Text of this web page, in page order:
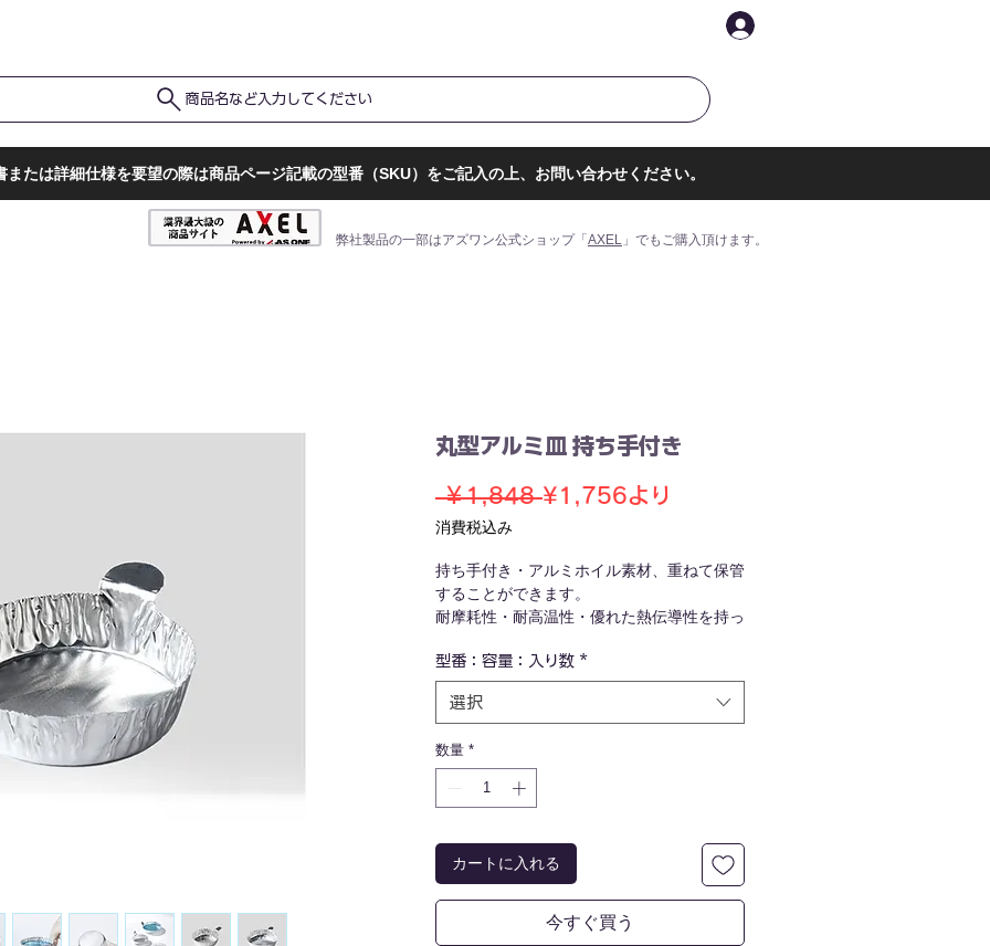
商品名など入力してください
たは詳細仕様を要望の際は商品ページ記載の型番（SKU）をご記入の上、お問い合わせください。
弊社製品の一部はアズワン公式ショップ「 AXEL 」でもご購入頂けます。
丸型アルミ皿 持ち手付き
￥1,848 通
格
¥1,756より
価
格
消費税込み
持ち手付き・アルミホイル素材、重ねて保管
することができます。
耐摩耗性・耐高温性・優れた熱伝導性を持っ
実験室での計量、乾燥、水分試験、容器のカ
バーなどにご使用頂けます。
型番：容量：入り数 *
選択
数量 *
カートに入れる
今すぐ買う